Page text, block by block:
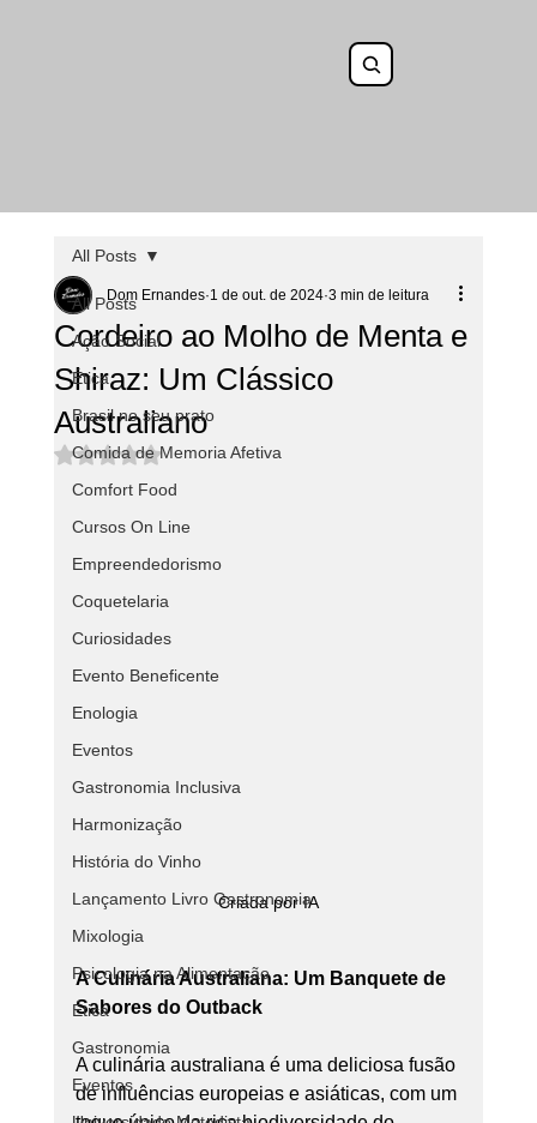
All Posts
Ação Social
Ética
Brasil no seu prato
Comida de Memoria Afetiva
Comfort Food
Cursos On Line
Empreendedorismo
Coquetelaria
Curiosidades
Evento Beneficente
Enologia
Eventos
Gastronomia Inclusiva
Harmonização
História do Vinho
Lançamento Livro Gastronomia
Mixologia
Psicologia na Alimentação
Ética
Gastronomia
Eventos
All Posts
Cordeiro ao Molho de Menta e
Shiraz: Um Clássico
Australiano
Dom Ernandes 1 de out. de 2024 3 min de leitura
Avaliado com NaN de 5 estrelas.
Criada por IA
A Culinária Australiana: Um Banquete de
Sabores do Outback
A culinária australiana é uma deliciosa fusão
de influências europeias e asiáticas, com um